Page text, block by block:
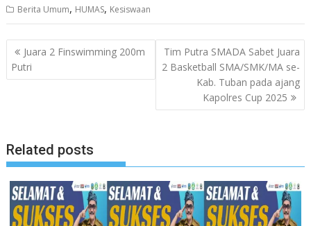
Berita Umum, HUMAS, Kesiswaan
Navigasi
pos
Juara 2 Finswimming 200m
Putri
Tim Putra SMADA Sabet Juara
2 Basketball SMA/SMK/MA se-
Kab. Tuban pada ajang
Kapolres Cup 2025
Related posts